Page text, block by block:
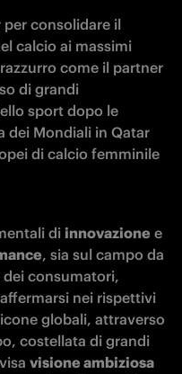
per consolidare il
calcio ai massimi
come il partner
di grandi
sport dopo le
dei Mondiali in Qatar
di calcio femminile
di innovazione
, sia sul campo da
dei consumatori,
nei rispettivi
globali, attraverso
costellata di grandi
visione ambiziosa